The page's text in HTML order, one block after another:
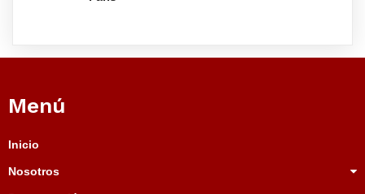
Menú
Inicio
Nosotros